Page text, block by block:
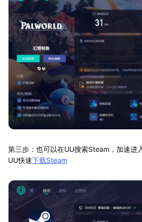
第三步：也可以在UU搜索Steam，加速进
UU快速下载Steam